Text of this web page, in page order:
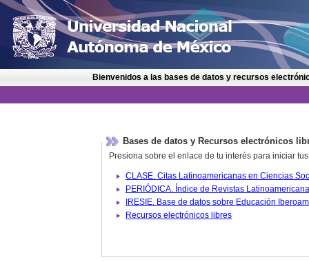
Bienvenidos a las bases de datos y recursos
Bases de datos y Recursos electrónicos
Presiona sobre el enlace de tu interés para iniciar
IRESIE. Base de datos
Recursos electrónicos libres